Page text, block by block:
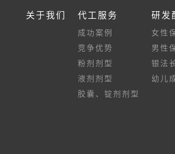
关于我们 代工服务
成功案例
竞争优势
粉剂剂型
液剂剂型
胶囊、锭剂剂型
研发
女性
男性
银法
幼儿